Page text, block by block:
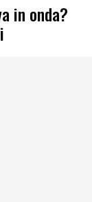
in onda?